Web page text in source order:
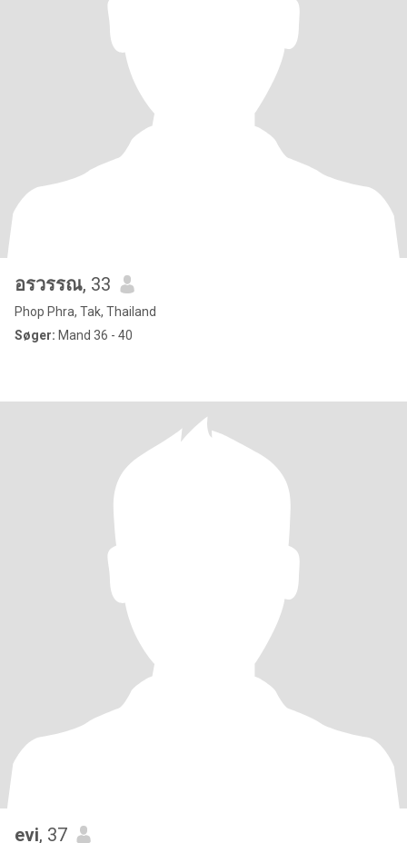
อรวรรณ, 33
Phop Phra, Tak, Thailand
Søger: Mand 36 - 40
evi, 37